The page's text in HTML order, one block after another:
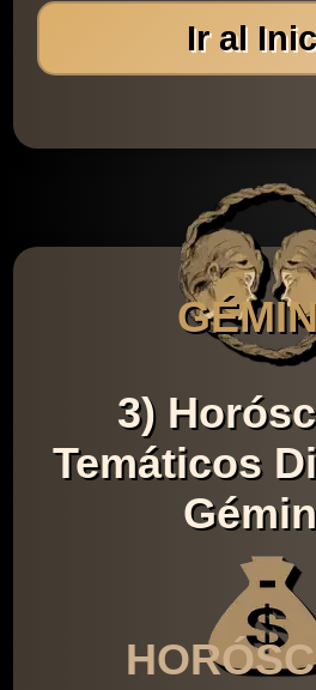
Ir al
3)
Temáticos